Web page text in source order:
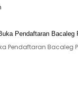
Pendaftaran Bacaleg